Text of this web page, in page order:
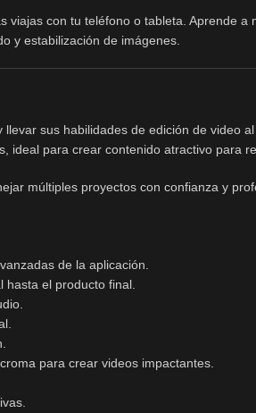
con tu teléfono o tableta. Aprende
y estabilización de imágenes.
sus habilidades de edición de video
ideal para crear contenido atractivo para
múltiples proyectos con confianza y
de la aplicación.
el producto final.
para crear videos impactantes.